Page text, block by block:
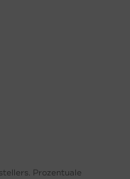
Prozentuale